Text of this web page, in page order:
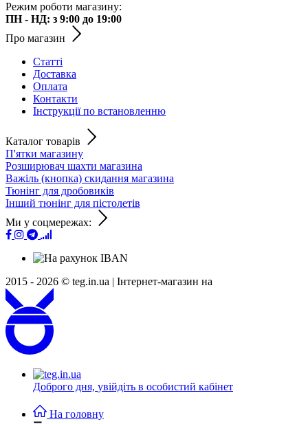
Режим роботи магазину:
ПН - НД: з 9:00 до 19:00
Про магазин
Статті
Доставка
Оплата
Контакти
Інструкції по встановленню
Каталог товарів
П'ятки магазину
Розширювач шахти магазина
Важіль (кнопка) скидання магазина
Тюнінг для дробовиків
Інший тюнінг для пістолетів
Ми у соцмережах:
2015 - 2026 © teg.in.ua | Інтернет-магазин на
Доброго дня, увійдіть в особистий кабінет
На головну